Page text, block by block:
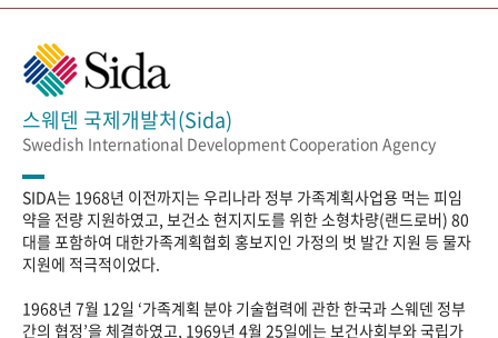
정책과 연구 키워드로 보는 연구 역사
간행물 변천사
기록물 아카이브
사진 아카이브 문서 기록물 행정박물 영상 기록물
성과 50선 숫자로 보는 50년 50+1주년 광장
스웨덴 국제개발처(Sida)
Swedish International Development Cooperation Agency
SIDA는 1968년 이전까지는 우리나라 정부 가족계획사업용 먹는 피임
약을 전량 지원하였고, 보건소 현지지도를 위한 소형차량(랜드로버) 80
대를 포함하여 대한가족계획협회 홍보지인 가정의 벗 발간 지원 등 물자
지원에 적극적이었다.
1968년 7월 12일 ‘가족계획 분야 기술협력에 관한 한국과 스웨덴 정부
간의 협정’을 체결하였고, 1969년 4월 25일에는 보건사회부와 국립가